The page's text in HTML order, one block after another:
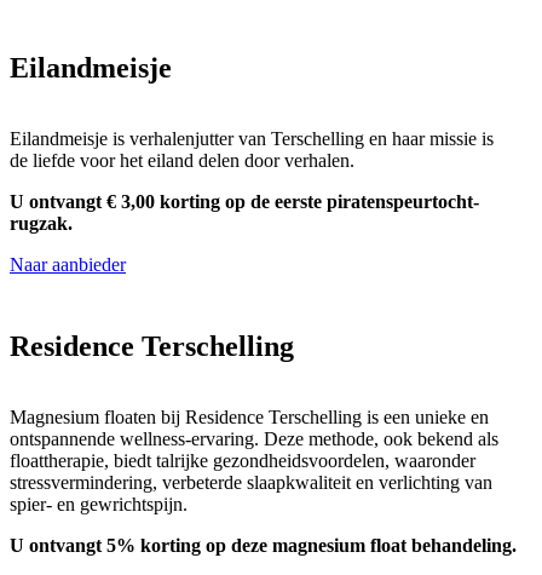
Eilandmeisje
Eilandmeisje is verhalenjutter van Terschelling en haar missie is
de liefde voor het eiland delen door verhalen.
U ontvangt € 3,00 korting op de eerste piratenspeurtocht-
rugzak.
Naar aanbieder
Residence Terschelling
Magnesium floaten bij Residence Terschelling is een unieke en
ontspannende wellness-ervaring. Deze methode, ook bekend als
floattherapie, biedt talrijke gezondheidsvoordelen, waaronder
stressvermindering, verbeterde slaapkwaliteit en verlichting van
spier- en gewrichtspijn.
U ontvangt 5% korting op deze magnesium float behandeling.